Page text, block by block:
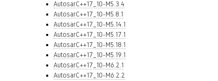
AutosarC++17_10-M5.3.4
AutosarC++17_10-M5.8.1
AutosarC++17_10-M5.14.1
AutosarC++17_10-M5.17.1
AutosarC++17_10-M5.18.1
AutosarC++17_10-M5.19.1
AutosarC++17_10-M6.2.1
AutosarC++17_10-M6.2.2